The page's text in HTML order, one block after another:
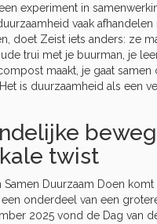
experiment in
vaak
doet Zeist iets anders: ze
trui met je buurman, je
maakt, je gaat
is duurzaamheid als een
twist
Samen Duurzaam Doen
onderdeel van een
2025 vond de Dag van